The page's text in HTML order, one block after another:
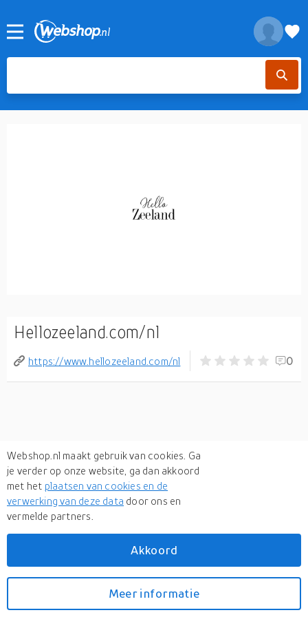
Hellozeeland.com/nl
https://www.hellozeeland.com/nl 0
Webshop.nl maakt gebruik van cookies. Ga
je verder op onze website, ga dan akkoord
met het plaatsen van cookies en de
verwerking van deze data door ons en
vermelde partners.
Akkoord
Meer informatie